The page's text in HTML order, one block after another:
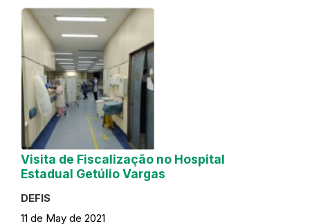
Visita de Fiscalização no Hospital
Estadual Getúlio Vargas
DEFIS
11 de May de 2021